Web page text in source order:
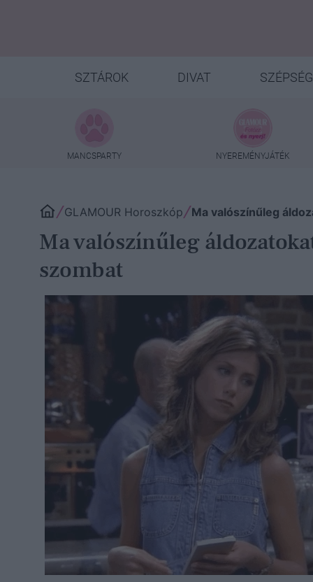
SZTÁROK DIVAT SZÉPSÉG
MANCSPARTY NYEREMÉNYJÁTÉK
GLAMOUR Horoszkóp Ma valószínűleg
Ma valószínűleg
szombat